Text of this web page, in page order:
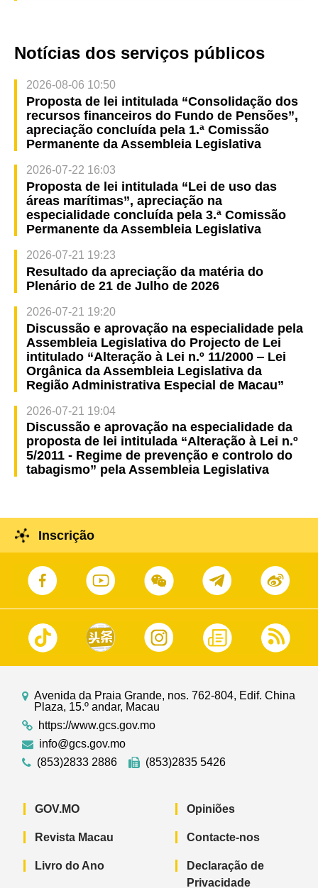
Notícias dos serviços públicos
2026-08-06 10:50
Proposta de lei intitulada “Consolidação dos
recursos financeiros do Fundo de Pensões”,
apreciação concluída pela 1.ª Comissão
Permanente da Assembleia Legislativa
2026-07-22 16:03
Proposta de lei intitulada “Lei de uso das
áreas marítimas”, apreciação na
especialidade concluída pela 3.ª Comissão
Permanente da Assembleia Legislativa
2026-07-21 19:23
Resultado da apreciação da matéria do
Plenário de 21 de Julho de 2026
2026-07-21 19:20
Discussão e aprovação na especialidade pela
Assembleia Legislativa do Projecto de Lei
intitulado “Alteração à Lei n.º 11/2000 ‒ Lei
Orgânica da Assembleia Legislativa da
Região Administrativa Especial de Macau”
2026-07-21 19:04
Discussão e aprovação na especialidade da
proposta de lei intitulada “Alteração à Lei n.º
5/2011 - Regime de prevenção e controlo do
tabagismo” pela Assembleia Legislativa
Inscrição
Avenida da Praia Grande, nos. 762-804, Edif. China
Plaza, 15.º andar, Macau
https://www.gcs.gov.mo
info@gcs.gov.mo
(853)2833 2886
(853)2835 5426
GOV.MO
Revista Macau
Livro do Ano
Opiniões
Contacte-nos
Declaração de
Privacidade